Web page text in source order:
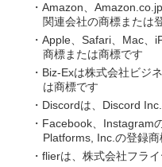
・Amazon、
関連会社の商標または
・Apple、Safari、Mac
商標または商標です
・Biz-Exは株式会社ビジ
は商標です
・Discordは、Discord
・Facebook、Instagram
Platforms, Inc.の登録
・flierは、株式会社フラ